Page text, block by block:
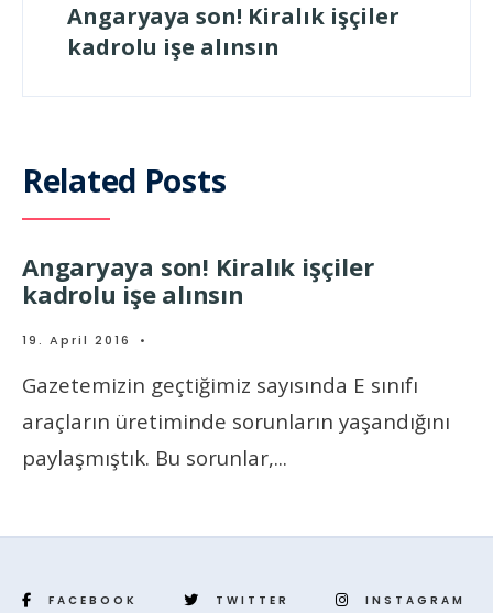
Angaryaya son! Kiralık işçiler
kadrolu işe alınsın
Related Posts
Angaryaya son! Kiralık işçiler
kadrolu işe alınsın
19. April 2016 •
Gazetemizin geçtiğimiz sayısında E sınıfı
araçların üretiminde sorunların yaşandığını
paylaşmıştık. Bu sorunlar,...
FACEBOOK TWITTER INSTAGRAM